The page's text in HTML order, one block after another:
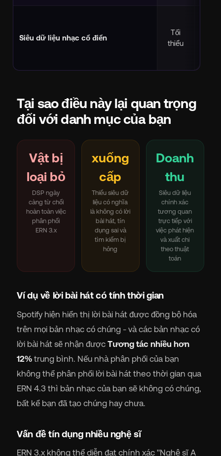
Siêu dữ liệu nhạc cổ điển
Tối
thiểu
Tại sao điều này lại quan trọng
đối với danh mục của bạn
Vật bị
loại bỏ
DSP ngày
càng từ chối
hoàn toàn việc
phân phối
ERN 3.x
xuống
cấp
Thiếu siêu dữ
liệu có nghĩa
là không có lời
bài hát, tín
dụng sai và
tìm kiếm bị
hỏng
Doanh
thu
Siêu dữ liệu
chính xác
tương quan
trực tiếp với
việc phát hiện
và xuất chi
theo thuật
toán
Ví dụ về lời bài hát có tính thời gian
Spotify hiện hiển thị lời bài hát được đồng bộ hóa
trên mọi bản nhạc có chúng - và các bản nhạc có
lời bài hát sẽ nhận được Tương tác nhiều hơn
12% trung bình. Nếu nhà phân phối của bạn
không thể phân phối lời bài hát theo thời gian qua
ERN 4.3 thì bản nhạc của bạn sẽ không có chúng,
bất kể bạn đã tạo chúng hay chưa.
Vấn đề tín dụng nhiều nghệ sĩ
ERN 3.x không thể diễn đạt chính xác "Nghệ sĩ A